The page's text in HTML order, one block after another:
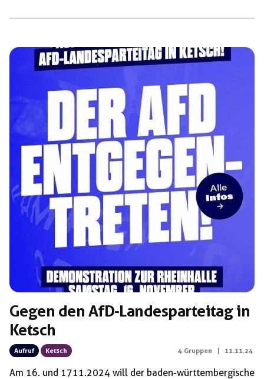
praktischen Widerstand gegen die Veranstaltungen der
AfD zu leisten. Deshalb wurde als Reaktion auf den
Landesparteitag in Ketsch in der Nacht von Donnerstag
auf Freitag die […]
Gegen den AfD-Landesparteitag in
Ketsch
Aufruf Ketsch 4 Gruppen 11.11.24
Am 16. und 1711.2024 will der baden-württembergische